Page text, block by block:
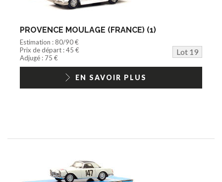
PROVENCE MOULAGE (FRANCE) (1)
Estimation : 80/90 €
Prix de départ : 45 €
Lot 19
Adjugé : 75 €
EN SAVOIR PLUS